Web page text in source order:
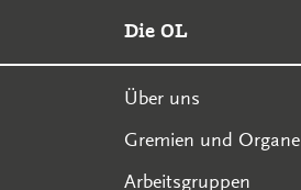
Die OL
Über uns
Gremien und Organe
Arbeitsgruppen